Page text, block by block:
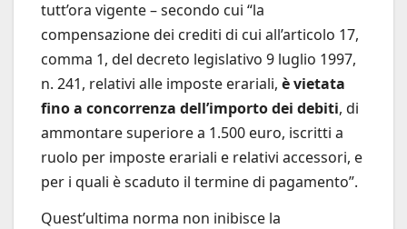
tutt’ora vigente – secondo cui “la
compensazione dei crediti di cui all’articolo 17,
comma 1, del decreto legislativo 9 luglio 1997,
n. 241, relativi alle imposte erariali, è vietata
fino a concorrenza dell’importo dei debiti, di
ammontare superiore a 1.500 euro, iscritti a
ruolo per imposte erariali e relativi accessori, e
per i quali è scaduto il termine di pagamento”.
Quest’ultima norma non inibisce la